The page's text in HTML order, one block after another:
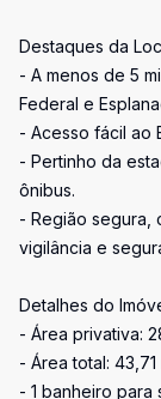
Destaques da
- A menos de 5
Federal e
- Acesso fácil ao
- Pertinho da
ônibus.
- Região segura,
vigilância e
Detalhes do
- Área privativa:
- Área total: 43,71
- 1 banheiro para